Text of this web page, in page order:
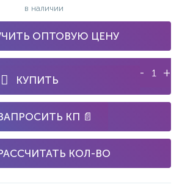
в наличии
ОПТОВУЮ ЦЕНУ
КУПИТЬ
- +
КП 📄
КОЛ-ВО